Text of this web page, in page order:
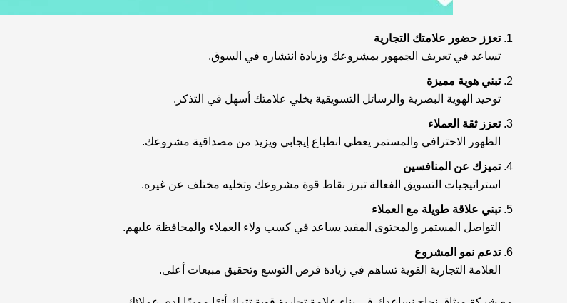
تعزز حضور علامتك التجارية
تساعد في تعريف الجمهور بمشروعك وزيادة انتشاره في السوق.
تبني هوية مميزة
توحيد الهوية البصرية والرسائل التسويقية يخلي علامتك أسهل في التذكر.
تعزز ثقة العملاء
الظهور الاحترافي والمستمر يعطي انطباع إيجابي ويزيد من مصداقية مشروعك.
تميزك عن المنافسين
استراتيجيات التسويق الفعالة تبرز نقاط قوة مشروعك وتخليه مختلف عن غيره.
تبني علاقة طويلة مع العملاء
التواصل المستمر والمحتوى المفيد يساعد في كسب ولاء العملاء والمحافظة عليهم.
تدعم نمو المشروع
العلامة التجارية القوية تساهم في زيادة فرص التوسع وتحقيق مبيعات أعلى.